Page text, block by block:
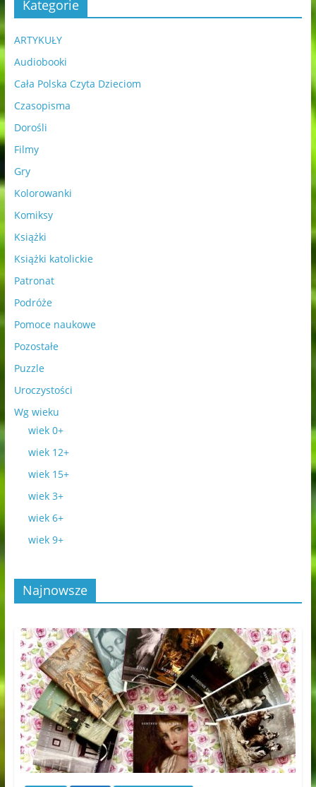
Kategorie
ARTYKUŁY
Audiobooki
Cała Polska Czyta Dzieciom
Czasopisma
Dorośli
Filmy
Gry
Kolorowanki
Komiksy
Książki
Książki katolickie
Patronat
Podróże
Pomoce naukowe
Pozostałe
Puzzle
Uroczystości
Wg wieku
wiek 0+
wiek 12+
wiek 15+
wiek 3+
wiek 6+
wiek 9+
Najnowsze